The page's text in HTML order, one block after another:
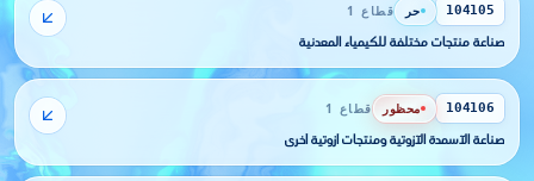
104105 حر قطاع 1
صناعة منتجات مختلفة للكيمياء المعدنية
104106 محظور قطاع 1
صناعة الآسمدة الآزوتية ومنتجات آزوتية أخرى